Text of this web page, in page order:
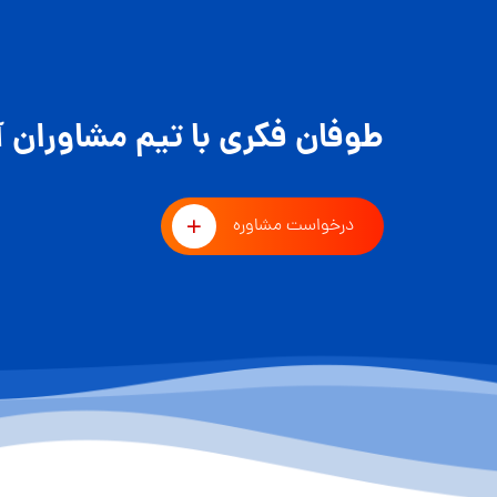
طوفان فکری با تیم مشاوران
درخواست مشاوره